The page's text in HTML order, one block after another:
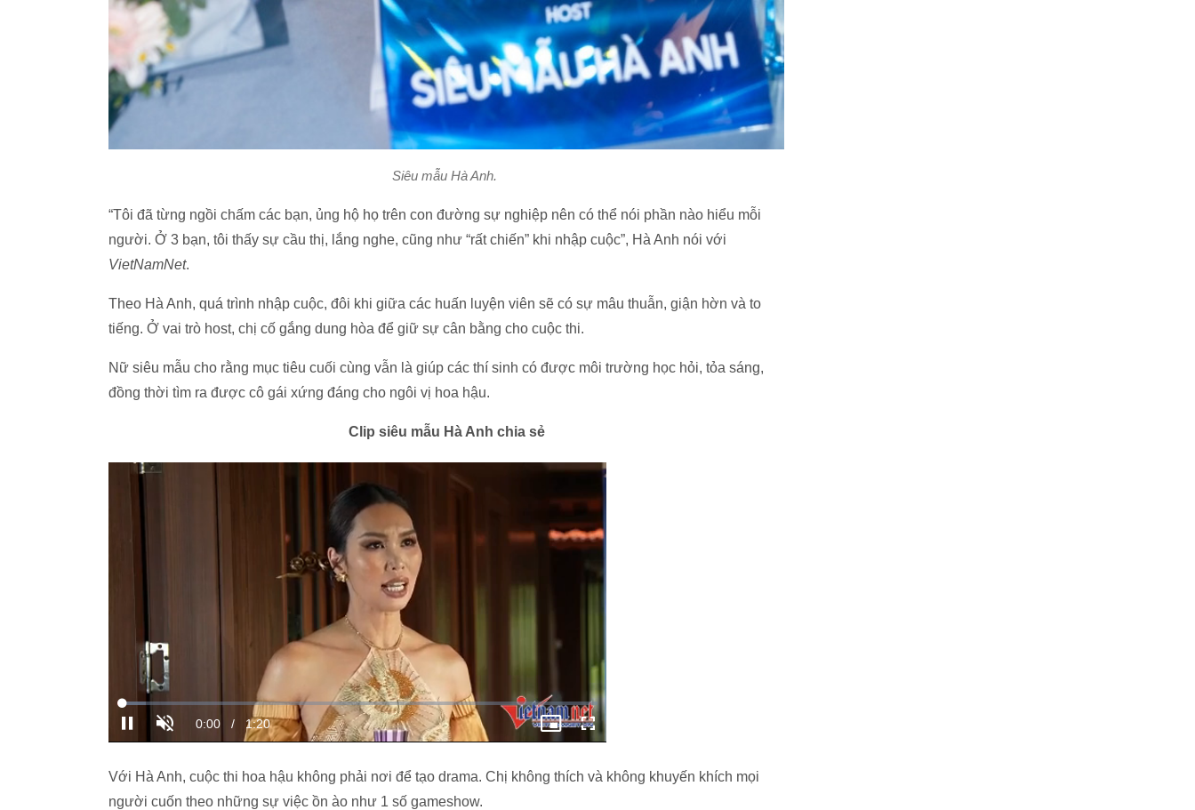
Siêu mẫu Hà Anh.
“Tôi đã từng ngồi chấm các bạn, ủng hộ họ trên con đường sự nghiệp nên có thể nói phần nào hiểu mỗi
người. Ở 3 bạn, tôi thấy sự cầu thị, lắng nghe, cũng như “rất chiến” khi nhập cuộc”, Hà Anh nói với
VietNamNet.
Theo Hà Anh, quá trình nhập cuộc, đôi khi giữa các huấn luyện viên sẽ có sự mâu thuẫn, giận hờn và to
tiếng. Ở vai trò host, chị cố gắng dung hòa để giữ sự cân bằng cho cuộc thi.
Nữ siêu mẫu cho rằng mục tiêu cuối cùng vẫn là giúp các thí sinh có được môi trường học hỏi, tỏa sáng,
đồng thời tìm ra được cô gái xứng đáng cho ngôi vị hoa hậu.
Clip siêu mẫu Hà Anh chia sẻ
Với Hà Anh, cuộc thi hoa hậu không phải nơi để tạo drama. Chị không thích và không khuyến khích mọi
người cuốn theo những sự việc ồn ào như 1 số gameshow.